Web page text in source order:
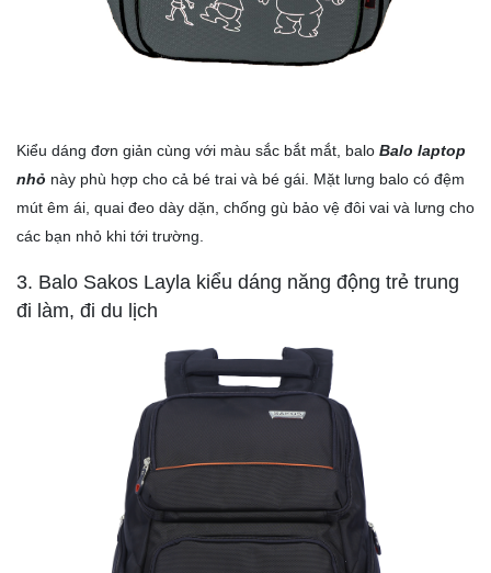
Kiểu dáng đơn giản cùng với màu sắc bắt mắt, balo Balo laptop
nhỏ này phù hợp cho cả bé trai và bé gái. Mặt lưng balo có đệm
mút êm ái, quai đeo dày dặn, chống gù bảo vệ đôi vai và lưng cho
các bạn nhỏ khi tới trường.
3. Balo Sakos Layla kiểu dáng năng động trẻ trung
đi làm, đi du lịch